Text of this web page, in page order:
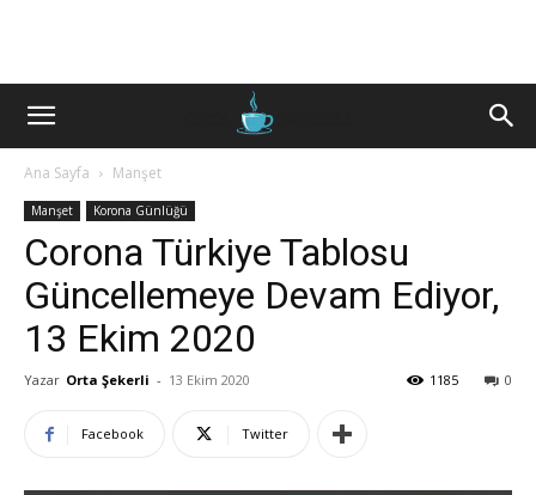
Ana Sayfa Manşet
Manşet Korona Günlüğü
Corona Türkiye Tablosu
Güncellemeye Devam Ediyor,
13 Ekim 2020
Yazar Orta Şekerli - 13 Ekim 2020 0
1185
Facebook Twitter